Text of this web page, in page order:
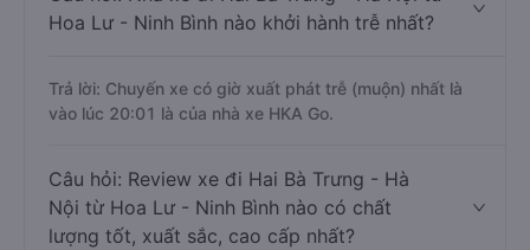
Hoa Lư - Ninh Bình nào khởi hành trễ nhất?
Trả lời: Chuyến xe có giờ xuất phát trễ (muộn) nhất là
vào lúc 20:01 là của nhà xe HKA Go.
Câu hỏi: Review xe đi Hai Bà Trưng - Hà
Nội từ Hoa Lư - Ninh Bình nào có chất
lượng tốt, xuất sắc, cao cấp nhất?